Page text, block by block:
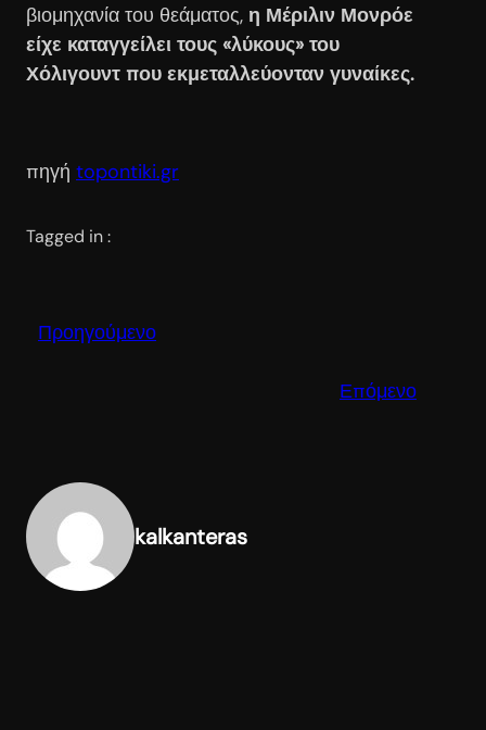
βιομηχανία του θεάματος, η Μέριλιν Μονρόε
είχε καταγγείλει τους «λύκους» του
Χόλιγουντ που εκμεταλλεύονταν γυναίκες.
πηγή topontiki.gr
Tagged in :
Προηγούμενο
Επόμενο
kalkanteras